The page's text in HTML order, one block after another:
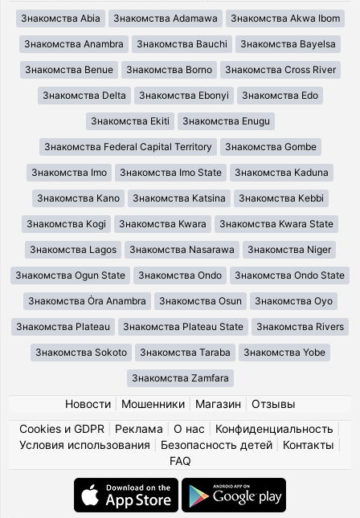
Знакомства Abia Знакомства Adamawa Знакомства Akwa Ibom
Знакомства Anambra Знакомства Bauchi Знакомства Bayelsa
Знакомства Benue Знакомства Borno Знакомства Cross River
Знакомства Delta Знакомства Ebonyi Знакомства Edo
Знакомства Ekiti Знакомства Enugu
Знакомства Federal Capital Territory Знакомства Gombe
Знакомства Imo Знакомства Imo State Знакомства Kaduna
Знакомства Kano Знакомства Katsina Знакомства Kebbi
Знакомства Kogi Знакомства Kwara Знакомства Kwara State
Знакомства Lagos Знакомства Nasarawa Знакомства Niger
Знакомства Ogun State Знакомства Ondo Знакомства Ondo State
Знакомства Ȯra Anambra Знакомства Osun Знакомства Oyo
Знакомства Plateau Знакомства Plateau State Знакомства Rivers
Знакомства Sokoto Знакомства Taraba Знакомства Yobe
Знакомства Zamfara
Новости| Мошенники| Магазин
Отзывы
Cookies и GDPR
Реклама О нас Конфиденциальность
Условия использования
Безопасность детей| Контакты
FAQ